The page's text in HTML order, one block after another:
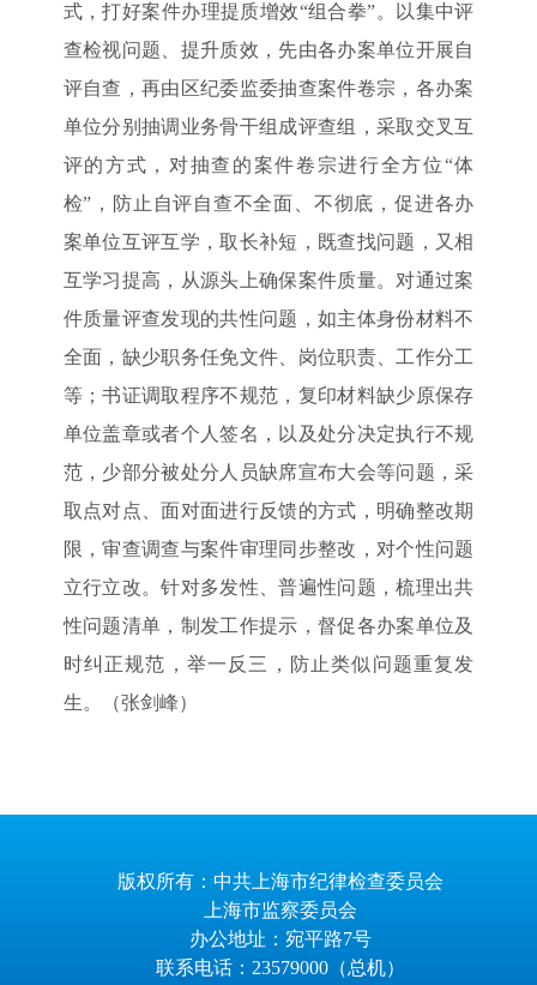
式，打好案件办理提质增效“组合拳”。以集中评
查检视问题、提升质效，先由各办案单位开展自
评自查，再由区纪委监委抽查案件卷宗，各办案
单位分别抽调业务骨干组成评查组，采取交叉互
评的方式，对抽查的案件卷宗进行全方位“体
检”，防止自评自查不全面、不彻底，促进各办
案单位互评互学，取长补短，既查找问题，又相
互学习提高，从源头上确保案件质量。对通过案
件质量评查发现的共性问题，如主体身份材料不
全面，缺少职务任免文件、岗位职责、工作分工
等；书证调取程序不规范，复印材料缺少原保存
单位盖章或者个人签名，以及处分决定执行不规
范，少部分被处分人员缺席宣布大会等问题，采
取点对点、面对面进行反馈的方式，明确整改期
限，审查调查与案件审理同步整改，对个性问题
立行立改。针对多发性、普遍性问题，梳理出共
性问题清单，制发工作提示，督促各办案单位及
时纠正规范，举一反三，防止类似问题重复发
生。（张剑峰）
版权所有：中共上海市纪律检查委员会
上海市监察委员会
办公地址：宛平路7号
联系电话：23579000（总机）